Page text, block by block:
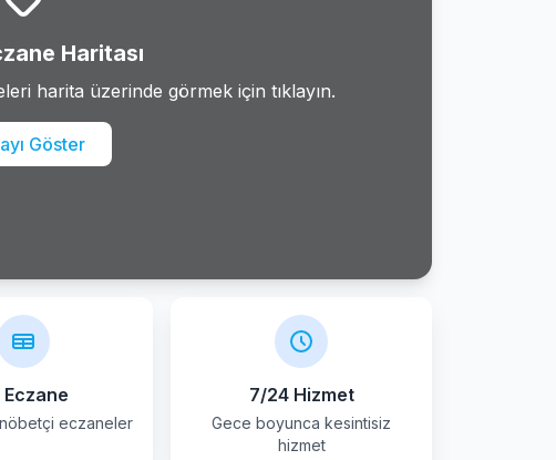
Haritası
harita üzerinde görmek için tıklayın.
Göster
Eczane
eczaneler
7/24 Hizmet
Gece boyunca kesintisiz
hizmet